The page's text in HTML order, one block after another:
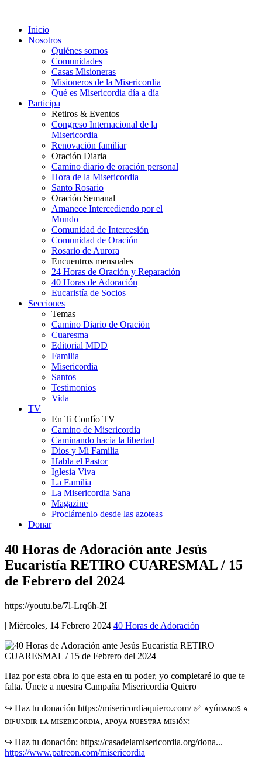
Inicio
Nosotros
Quiénes somos
Comunidades
Casas Misioneras
Misioneros de la Misericordia
Qué es Misericordia día a día
Participa
Retiros & Eventos
Congreso Internacional de la
Misericordia
Renovación familiar
Oración Diaria
Camino diario de oración personal
Hora de la Misericordia
Santo Rosario
Oración Semanal
Amanece Intercediendo por el
Mundo
Comunidad de Intercesión
Comunidad de Oración
Rosario de Aurora
Encuentros mensuales
24 Horas de Oración y Reparación
40 Horas de Adoración
Eucaristía de Socios
Secciones
Temas
Camino Diario de Oración
Cuaresma
Editorial MDD
Familia
Misericordia
Santos
Testimonios
Vida
TV
En Ti Confío TV
Camino de Misericordia
Caminando hacia la libertad
Dios y Mi Familia
Habla el Pastor
Iglesia Viva
La Familia
La Misericordia Sana
Magazine
Proclámenlo desde las azoteas
Donar
40 Horas de Adoración ante Jesús
Eucaristía RETIRO CUARESMAL / 15
de Febrero del 2024
https://youtu.be/7l-Lrq6h-2I
| Miércoles, 14 Febrero 2024 40 Horas de Adoración
Haz por esta obra lo que esta en tu poder, yo completaré lo que te
falta. Únete a nuestra Campaña Misericordia Quiero
↪️ Haz tu donación https://misericordiaquiero.com/ ✅ ᴀyúᴅᴀɴᴏꜱ ᴀ
ᴅɪꜰᴜɴᴅɪʀ ʟᴀ ᴍɪꜱᴇʀɪᴄᴏʀᴅɪᴀ, ᴀᴩᴏyᴀ ɴᴜᴇꜱᴛʀᴀ ᴍɪꜱɪóɴ:
↪️ Haz tu donación: https://casadelamisericordia.org/dona...
https://www.patreon.com/misericordia